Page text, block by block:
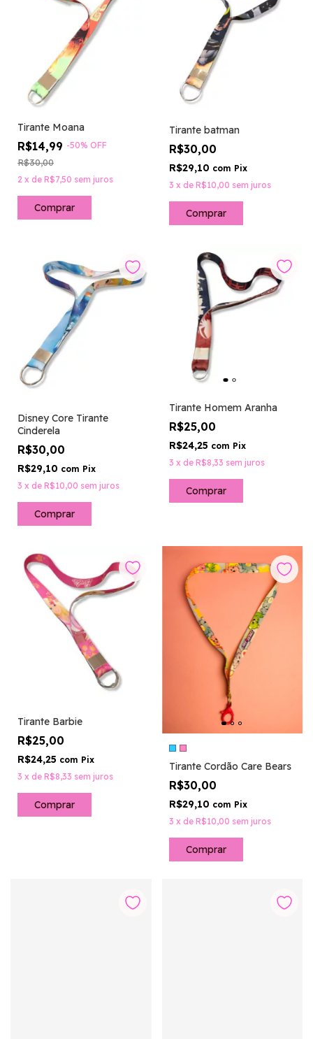
Tirante Moana
R$14,99 -50% OFF
R$30,00
2 x de R$7,50 sem juros
Tirante batman
R$30,00
R$29,10 com Pix
3 x de R$10,00 sem juros
Disney Core Tirante
Cinderela
R$30,00
R$29,10 com Pix
3 x de R$10,00 sem juros
Tirante Homem Aranha
R$25,00
R$24,25 com Pix
3 x de R$8,33 sem juros
Comprar
Tirante Barbie
R$25,00
R$24,25 com Pix
3 x de R$8,33 sem juros
Tirante Cordão Care Bears
R$30,00
R$29,10 com Pix
3 x de R$10,00 sem juros
Comprar